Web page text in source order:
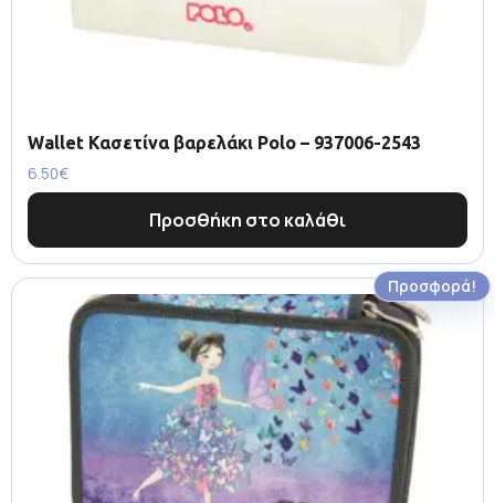
Wallet Κασετίνα βαρελάκι Polo – 937006-2543
6.50€
Προσθήκη στο καλάθι
Προσφορά!